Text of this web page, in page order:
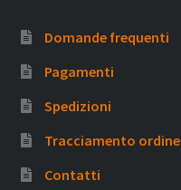
Domande frequenti
Pagamenti
Spedizioni
Tracciamento ordine
Contatti